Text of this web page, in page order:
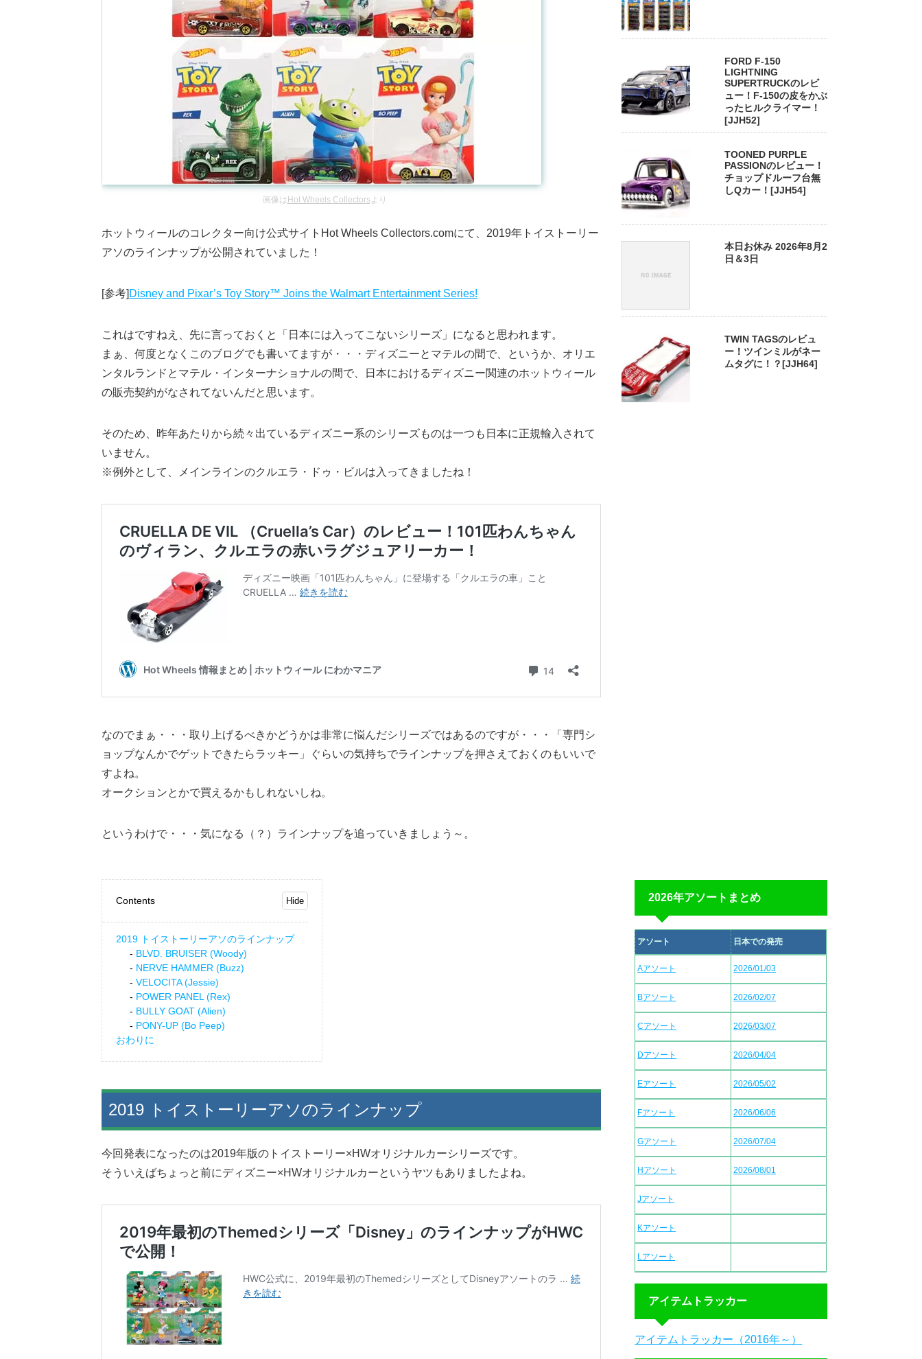
画像は Hot Wheels Collectors より
ホットウィールのコレクター向け公式サイトHot Wheels Collectors.comにて、2019年トイストーリー
アソのラインナップが公開されていました！
[参考] Disney and Pixar’s Toy Story™ Joins the Walmart Entertainment Series!
これはですねえ、先に言っておくと「日本には入ってこないシリーズ」になると思われます。
まぁ、何度となくこのブログでも書いてますが・・・ディズニーとマテルの間で、というか、オリエ
ンタルランドとマテル・インターナショナルの間で、日本におけるディズニー関連のホットウィール
の販売契約がなされてないんだと思います。
そのため、昨年あたりから続々出ているディズニー系のシリーズものは一つも日本に正規輸入されて
いません。
※例外として、メインラインのクルエラ・ドゥ・ビルは入ってきましたね！
なのでまぁ・・・取り上げるべきかどうかは非常に悩んだシリーズではあるのですが・・・「専門シ
ョップなんかでゲットできたらラッキー」ぐらいの気持ちでラインナップを押さえておくのもいいで
すよね。
オークションとかで買えるかもしれないしね。
というわけで・・・気になる（？）ラインナップを追っていきましょう～。
Contents
2019 トイストーリーアソのラインナップ
BLVD. BRUISER (Woody)
NERVE HAMMER (Buzz)
VELOCITA (Jessie)
POWER PANEL (Rex)
BULLY GOAT (Alien)
PONY-UP (Bo Peep)
おわりに
2019 トイストーリーアソのラインナップ
今回発表になったのは2019年版のトイストーリー×HWオリジナルカーシリーズです。
そういえばちょっと前にディズニー×HWオリジナルカーというヤツもありましたよね。
FORD F-150
LIGHTNING
SUPERTRUCKのレビ
ュー！F-150の皮をかぶ
ったヒルクライマー！
[JJH52]
TOONED PURPLE
PASSIONのレビュー！
チョップドルーフ台無
しQカー！[JJH54]
本日お休み 2026年8月2
日＆3日
TWIN TAGSのレビュ
ー！ツインミルがネー
ムタグに！？[JJH64]
2026年アソートまとめ
アソート 日本での発売
Aアソート 2026/01/03
Bアソート 2026/02/07
Cアソート 2026/03/07
Dアソート 2026/04/04
Eアソート 2026/05/02
Fアソート 2026/06/06
Gアソート 2026/07/04
Hアソート 2026/08/01
Jアソート
Kアソート
Lアソート
アイテムトラッカー
アイテムトラッカー（2016年～）